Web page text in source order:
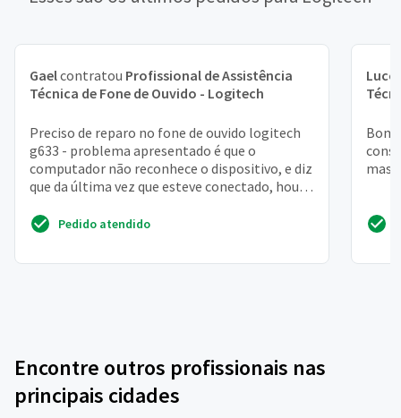
Gaelcontratou Profissional de Assistência
Técnica de Fone de Ouvido - Logitech
Preciso de reparo no fone de ouvido logitech
g633 - problema apresentado é que o
computador não reconhece o dispositivo, e diz
que da última vez que esteve conectado, houve
Pedido atendido
Bom
mas
Encontre outros profissionais nas
principais cidades